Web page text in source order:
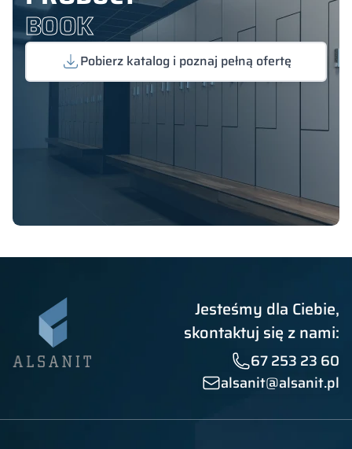
BOOK
Pobierz katalog i poznaj pełną ofertę
Jesteśmy dla Ciebie,
skontaktuj się z nami:
67 253 23 60
alsanit@alsanit.pl